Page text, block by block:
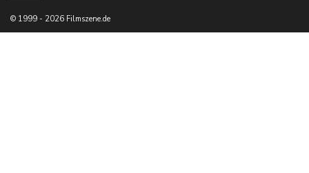
© 1999 - 2026 Filmszene.de